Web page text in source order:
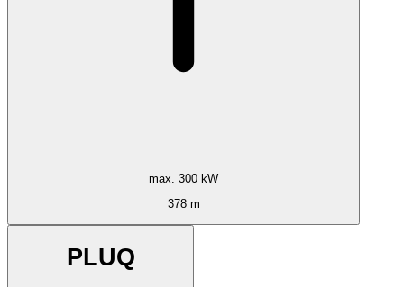
max. 300 kW
378 m
PLUQ